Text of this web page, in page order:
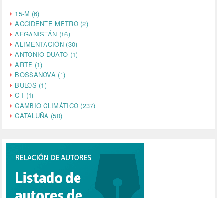
15-M (6)
ACCIDENTE METRO (2)
AFGANISTÁN (16)
ALIMENTACIÓN (30)
ANTONIO DUATO (1)
ARTE (1)
BOSSANOVA (1)
BULOS (1)
C I (1)
CAMBIO CLIMÁTICO (237)
CATALUÑA (50)
CETA (2)
CINE (35)
COMPROMISO (2)
CONFERENCIA (1)